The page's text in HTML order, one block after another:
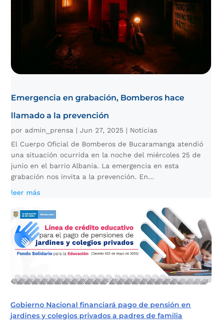
Emergencia en grabación, Bomberos hace
llamado a la prevención
por admin_prensa |Jun 27, 2025 | Noticias
El Cuerpo Oficial de Bomberos de Bucaramanga atendió
una situación ocurrida en la noche del miércoles 25 de
junio en el barrio Albania. La emergencia en esta
grabación nos invita a la prevención. En...
leer más
Gobierno Nacional financiará pago de pensión en
jardines y colegios privados a padres de familia